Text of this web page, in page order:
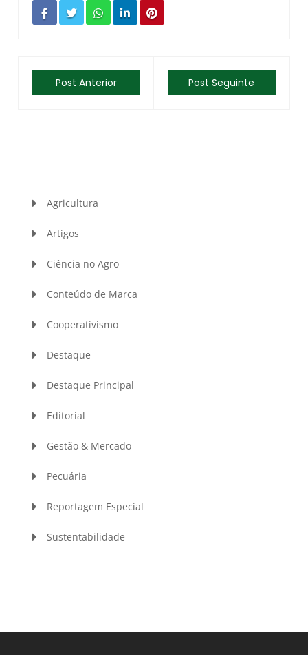
Post Anterior Post Seguinte
Agricultura
Artigos
Ciência no Agro
Conteúdo de Marca
Cooperativismo
Destaque
Destaque Principal
Editorial
Gestão & Mercado
Pecuária
Reportagem Especial
Sustentabilidade